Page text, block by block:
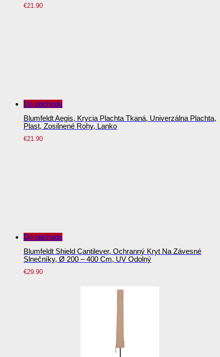
€21.90
Do obchodu
Blumfeldt Aegis, Krycia Plachta Tkaná, Univerzálna Plachta,
Plast, Zosilnené Rohy, Lanko
€21.90
Do obchodu
Blumfeldt Shield Cantilever, Ochranný Kryt Na Závesné
Slnečníky, Ø 200 – 400 Cm, UV Odolný
€29.90